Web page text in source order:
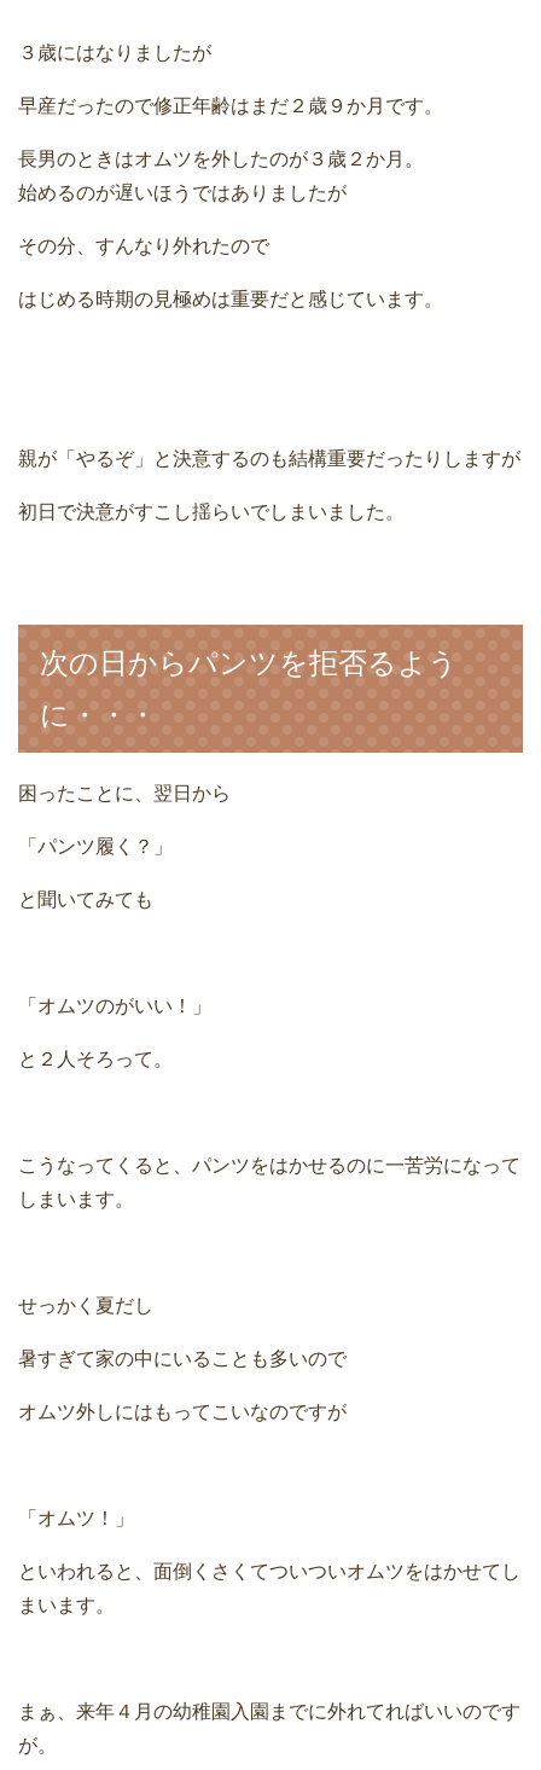
３歳にはなりましたが
早産だったので修正年齢はまだ２歳９か月です。
長男のときはオムツを外したのが３歳２か月。
始めるのが遅いほうではありましたが
その分、すんなり外れたので
はじめる時期の見極めは重要だと感じています。
親が「やるぞ」と決意するのも結構重要だったりしますが
初日で決意がすこし揺らいでしまいました。
次の日からパンツを拒否るよう
に・・・
困ったことに、翌日から
「パンツ履く？」
と聞いてみても
「オムツのがいい！」
と２人そろって。
こうなってくると、パンツをはかせるのに一苦労になって
しまいます。
せっかく夏だし
暑すぎて家の中にいることも多いので
オムツ外しにはもってこいなのですが
「オムツ！」
といわれると、面倒くさくてついついオムツをはかせてし
まいます。
まぁ、来年４月の幼稚園入園までに外れてればいいのです
が。